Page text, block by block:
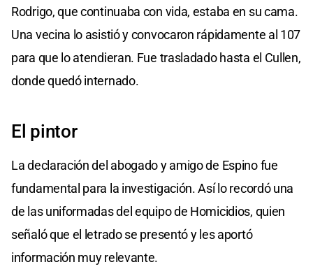
Rodrigo, que continuaba con vida, estaba en su cama.
Una vecina lo asistió y convocaron rápidamente al 107
para que lo atendieran. Fue trasladado hasta el Cullen,
donde quedó internado.
El pintor
La declaración del abogado y amigo de Espino fue
fundamental para la investigación. Así lo recordó una
de las uniformadas del equipo de Homicidios, quien
señaló que el letrado se presentó y les aportó
información muy relevante.